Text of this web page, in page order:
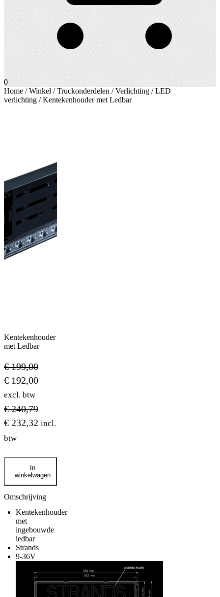
0
Home /Winkel /Truckonderdelen /Verlichting /LED
verlichting / Kentekenhouder met Ledbar
Kentekenhouder
met Ledbar
€199,00
€ 192,00
excl. btw
€240,79
€ 232,32 incl.
btw
Kentekenhouder
Ledbar
aantal
In
winkelwagen
Omschrijving
Kentekenhouder
met
ingebouwde
ledbar
Strands
9-36V